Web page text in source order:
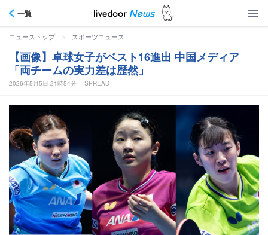
一覧
ニューストップ > スポーツニュース
【画像】卓球女子がベスト16進出 中国メディア
「両チームの実力差は歴然」
2026年5月5日 21時54分 SPREAD